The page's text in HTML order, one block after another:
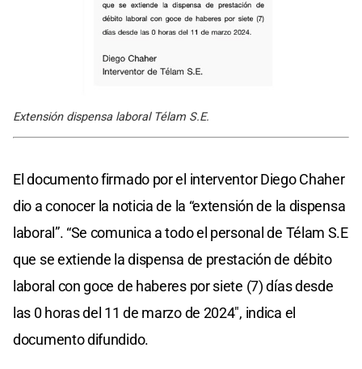
Extensión dispensa laboral Télam S.E.
El documento firmado por el interventor Diego Chaher
dio a conocer la noticia de la “extensión de la dispensa
laboral”. “Se comunica a todo el personal de Télam S.E
que se extiende la dispensa de prestación de débito
laboral con goce de haberes por siete (7) días desde
las 0 horas del 11 de marzo de 2024″, indica el
documento difundido.